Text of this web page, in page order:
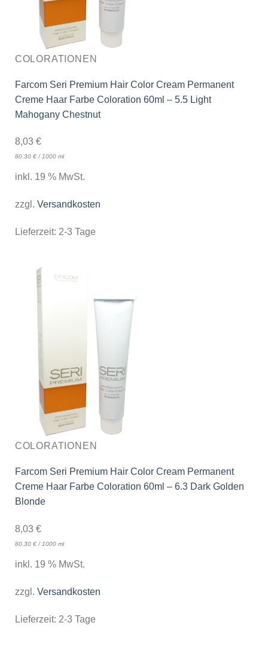
COLORATIONEN
Farcom Seri Premium Hair Color Cream Permanent
Creme Haar Farbe Coloration 60ml – 5.5 Light
Mahogany Chestnut
8,03 €
80,30 €/1000 ml
inkl. 19 % MwSt.
zzgl. Versandkosten
Lieferzeit: 2-3 Tage
COLORATIONEN
Farcom Seri Premium Hair Color Cream Permanent
Creme Haar Farbe Coloration 60ml – 6.3 Dark Golden
Blonde
8,03 €
80,30 €/ 1000 ml
inkl. 19 % MwSt.
zzgl. Versandkosten
Lieferzeit: 2-3 Tage